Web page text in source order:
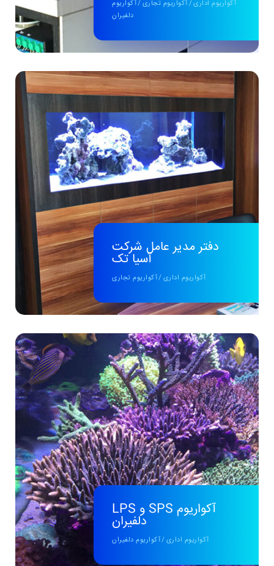
آکواریوم اداری/آکواریوم تجاری/آکواریوم
دلفیران
دفتر مدیر عامل شرکت
آسیا تک
آکواریوم اداری/آکواریوم تجاری
آکواریوم SPS و LPS
دلفیران
آکواریوم اداری/آکواریوم دلفیران